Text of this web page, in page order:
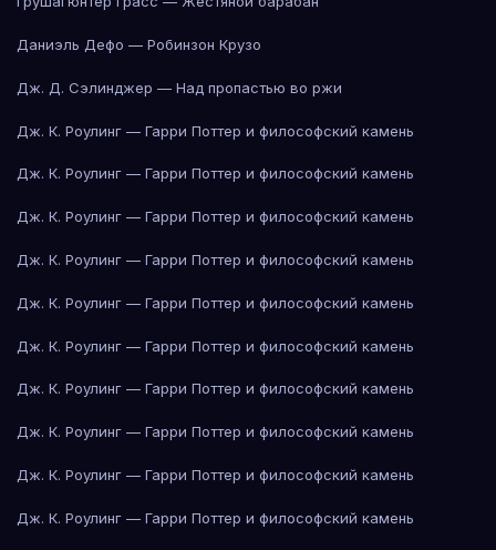
Даниэль Дефо — Робинзон Крузо
Дж. Д. Сэлинджер — Над пропастью во ржи
Дж. К. Роулинг — Гарри Поттер и философский камень
Дж. К. Роулинг — Гарри Поттер и философский камень
Дж. К. Роулинг — Гарри Поттер и философский камень
Дж. К. Роулинг — Гарри Поттер и философский камень
Дж. К. Роулинг — Гарри Поттер и философский камень
Дж. К. Роулинг — Гарри Поттер и философский камень
Дж. К. Роулинг — Гарри Поттер и философский камень
Дж. К. Роулинг — Гарри Поттер и философский камень
Дж. К. Роулинг — Гарри Поттер и философский камень
Дж. К. Роулинг — Гарри Поттер и философский камень